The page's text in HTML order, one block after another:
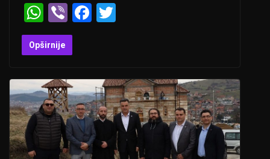
W
h
at
A
p
p
Vi
b
er
F
b
o
o
k
Opširnije